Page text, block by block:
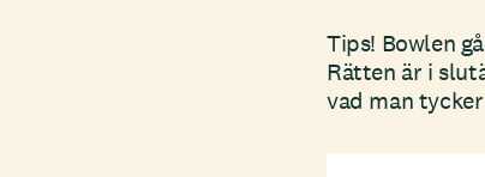
Tips! Bowlen
Rätten är i
vad man